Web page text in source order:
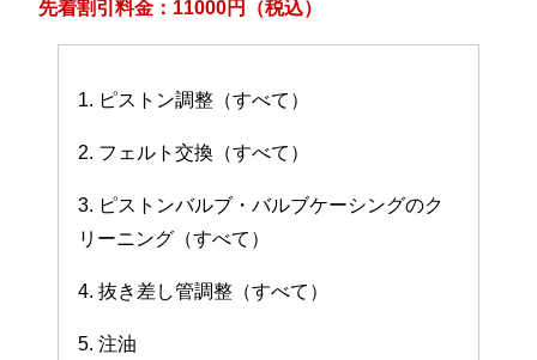
先着割引料金：11000円（税込）
1. ピストン調整（すべて）
2. フェルト交換（すべて）
3. ピストンバルブ・バルブケーシングのク
リーニング（すべて）
4. 抜き差し管調整（すべて）
5. 注油